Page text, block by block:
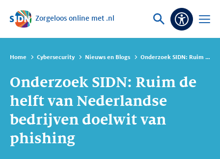
Sla navigatie over
Zorgeloos online met .nl
Vraag
Open
Home Cybersecurity Nieuws en Blogs Onderzoek SIDN: Ruim de helft van Nederlandse bedrijven doelwit van phishing
Onderzoek SIDN: Ruim de
helft van Nederlandse
bedrijven doelwit van
phishing